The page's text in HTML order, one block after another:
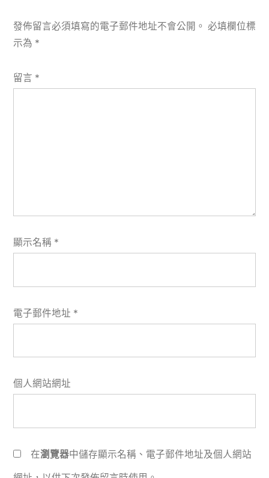
發佈留言必須填寫的電子郵件地址不會公開。 必填欄位標
示為 *
留言 *
顯示名稱 *
電子郵件地址 *
個人網站網址
在瀏覽器中儲存顯示名稱、電子郵件地址及個人網站